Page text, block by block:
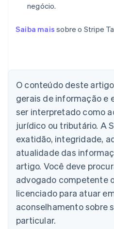
negócio.
Saiba mais sobre o Stripe
O conteúdo deste
gerais de informação e
ser interpretado como
jurídico ou tributário. A
exatidão, integridade,
atualidade das
artigo. Você deve
advogado competente
licenciado para atuar
aconselhamento sobre
particular.
Alemanha
Deutsch English
Austrália
English
Áustria
Bélgica
NederlandsFrançaisDeutsch
Brasil
Português English
Bulgária
English
Canadá
EnglishFrançais